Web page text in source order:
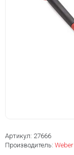
Артикул: 27666
Производитель: Weber